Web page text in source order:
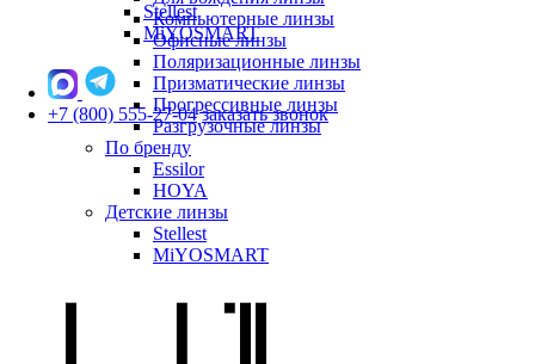
Компьютерные линзы
Офисные линзы
Поляризационные линзы
Призматические линзы
Прогрессивные линзы
Разгрузочные линзы
По бренду
Essilor
HOYA
Детские линзы
Stellest
MiYOSMART
Stellest
MiYOSMART
+7 (800) 555-27-04 заказать звонок